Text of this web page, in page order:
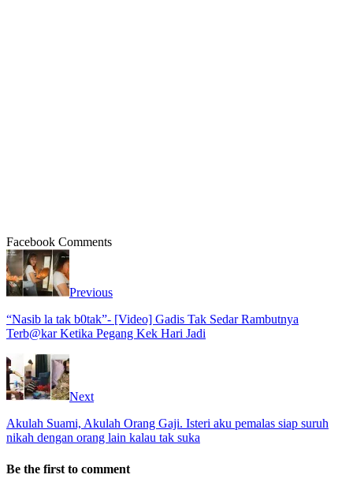
Facebook Comments
Previous
“Nasib la tak b0tak”- [Video] Gadis Tak Sedar Rambutnya
Terb@kar Ketika Pegang Kek Hari Jadi
Next
Akulah Suami, Akulah Orang Gaji. Isteri aku pemalas siap suruh
nikah dengan orang lain kalau tak suka
Be the first to comment